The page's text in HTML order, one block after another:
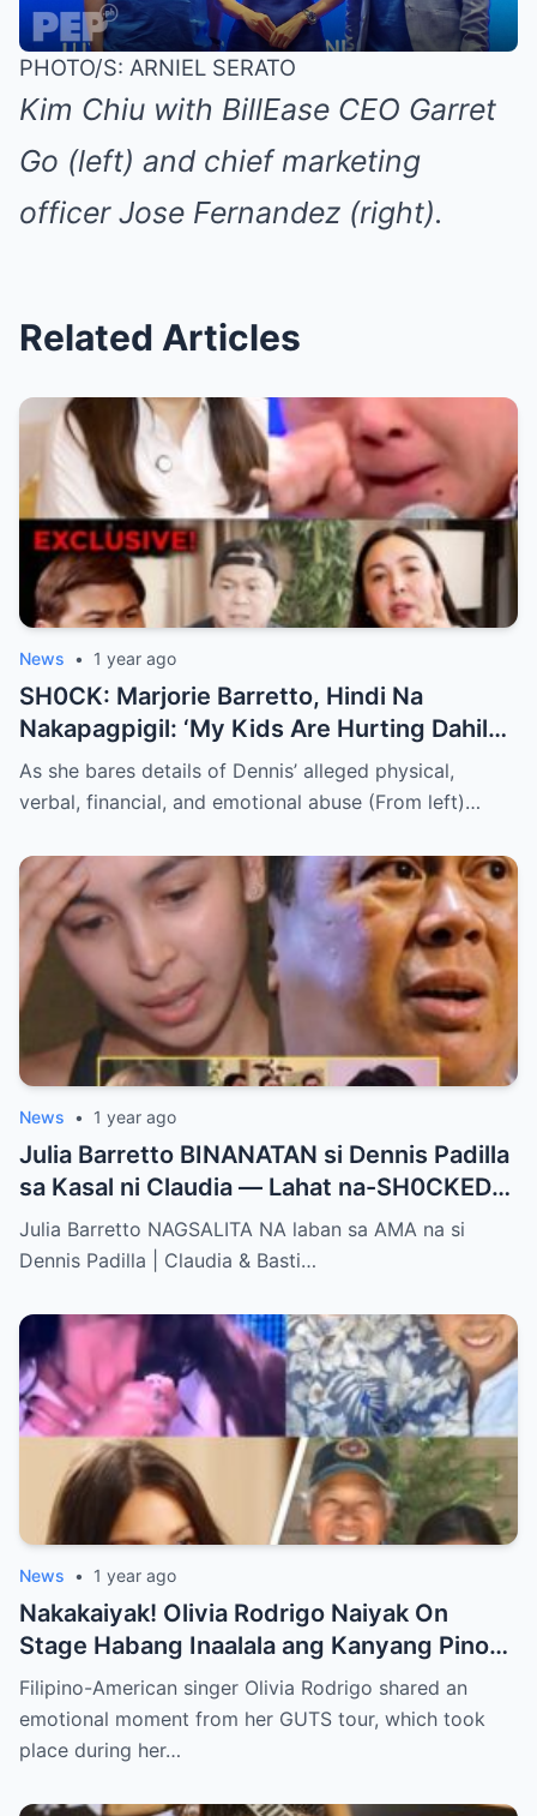
PHOTO/S: ARNIEL SERATO
Kim Chiu with BillEase CEO Garret
Go (left) and chief marketing
officer Jose Fernandez (right).
Related Articles
News • 1 year ago
SH0CK: Marjorie Barretto, Hindi Na
Nakapagpigil: ‘My Kids Are Hurting Dahil
Kay Dennis Padilla’ – Hindi Niyo Alam Ang
Nangyayari Behind Closed Doors!
As she bares details of Dennis’ alleged physical,
verbal, financial, and emotional abuse (From left)…
News • 1 year ago
Julia Barretto BINANATAN si Dennis Padilla
sa Kasal ni Claudia — Lahat na-SH0CKED
sa Mga Binitawang Salita Niya!
Julia Barretto NAGSALITA NA laban sa AMA na si
Dennis Padilla | Claudia & Basti…
News • 1 year ago
Nakakaiyak! Olivia Rodrigo Naiyak On
Stage Habang Inaalala ang Kanyang Pinoy
Roots!
Filipino-American singer Olivia Rodrigo shared an
emotional moment from her GUTS tour, which took
place during her…